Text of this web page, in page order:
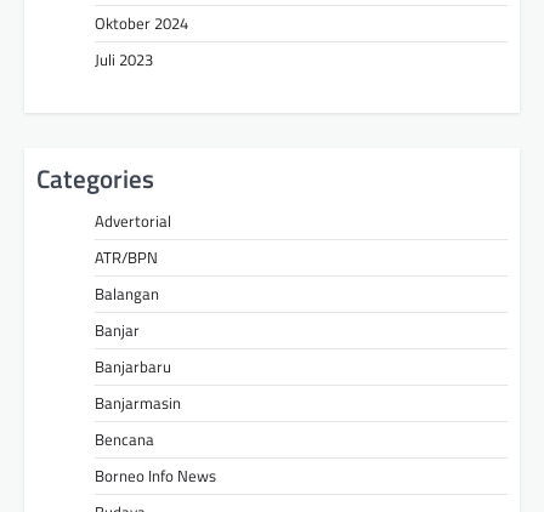
Oktober 2024
Juli 2023
Categories
Advertorial
ATR/BPN
Balangan
Banjar
Banjarbaru
Banjarmasin
Bencana
Borneo Info News